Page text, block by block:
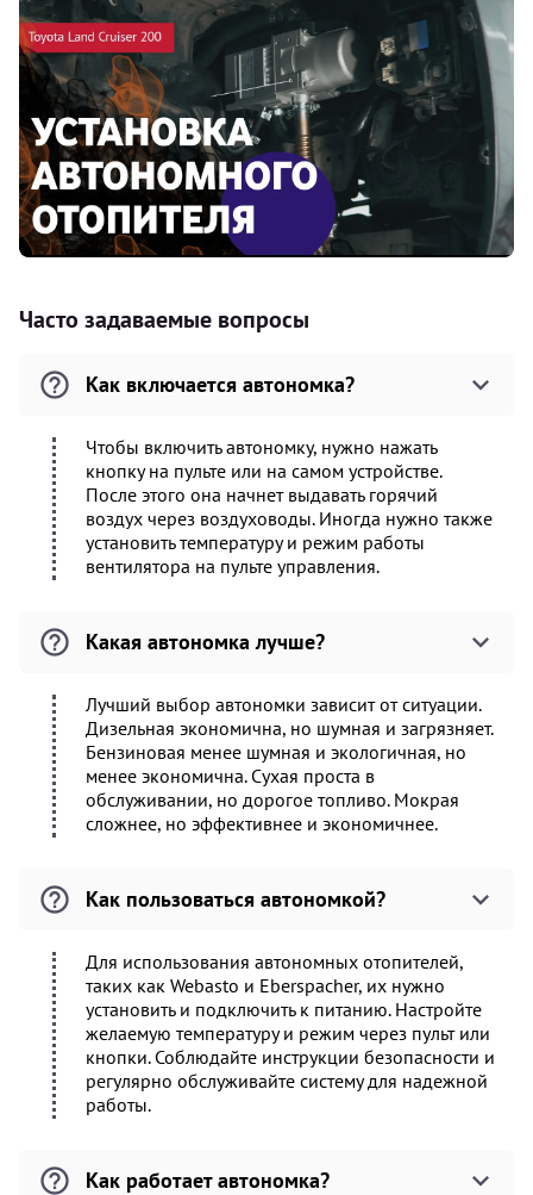
Часто задаваемые вопросы
Как включается автономка?
Чтобы включить автономку, нужно нажать
кнопку на пульте или на самом устройстве.
После этого она начнет выдавать горячий
воздух через воздуховоды. Иногда нужно также
установить температуру и режим работы
вентилятора на пульте управления.
Какая автономка лучше?
Лучший выбор автономки зависит от ситуации.
Дизельная экономична, но шумная и загрязняет.
Бензиновая менее шумная и экологичная, но
менее экономична. Сухая проста в
обслуживании, но дорогое топливо. Мокрая
сложнее, но эффективнее и экономичнее.
Как пользоваться автономкой?
Для использования автономных отопителей,
таких как Webasto и Eberspacher, их нужно
установить и подключить к питанию. Настройте
желаемую температуру и режим через пульт или
кнопки. Соблюдайте инструкции безопасности и
регулярно обслуживайте систему для надежной
работы.
Как работает автономка?